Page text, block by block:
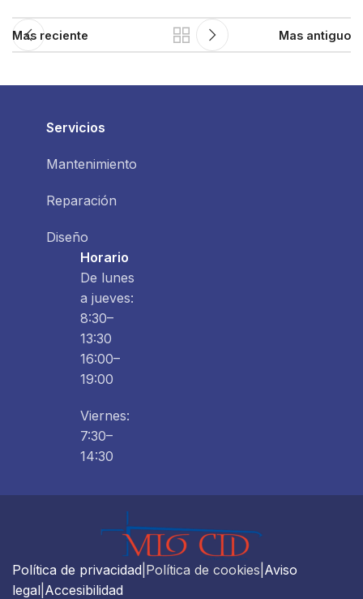
Mas reciente Mas antiguo
Servicios
Mantenimiento
Reparación
Diseño
Horario
De lunes
a jueves:
8:30–
13:30
16:00–
19:00
Viernes:
7:30–
14:30
Política de privacidad |Política de cookies| Aviso
legal Accesibilidad